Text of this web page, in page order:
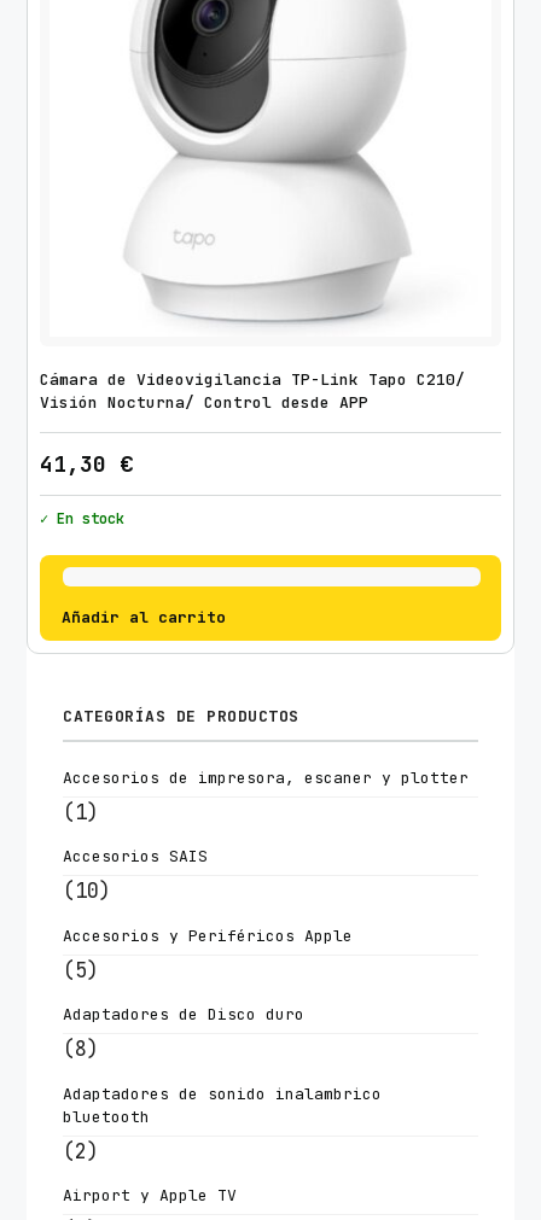
Cámara de Videovigilancia TP-Link Tapo C210/
Visión Nocturna/ Control desde APP
41,30 €
✓ En stock
Añadir al carrito
CATEGORÍAS DE PRODUCTOS
Accesorios de impresora, escaner y plotter
(1)
Accesorios SAIS
(10)
Accesorios y Periféricos Apple
(5)
Adaptadores de Disco duro
(8)
Adaptadores de sonido inalambrico
bluetooth
(2)
Airport y Apple TV